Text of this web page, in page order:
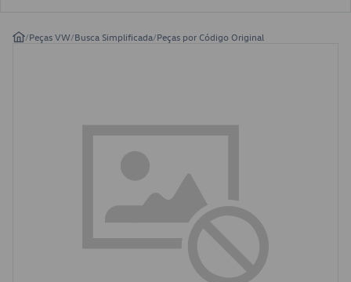
/Peças VW/Busca Simplificada/Peças por Código Original